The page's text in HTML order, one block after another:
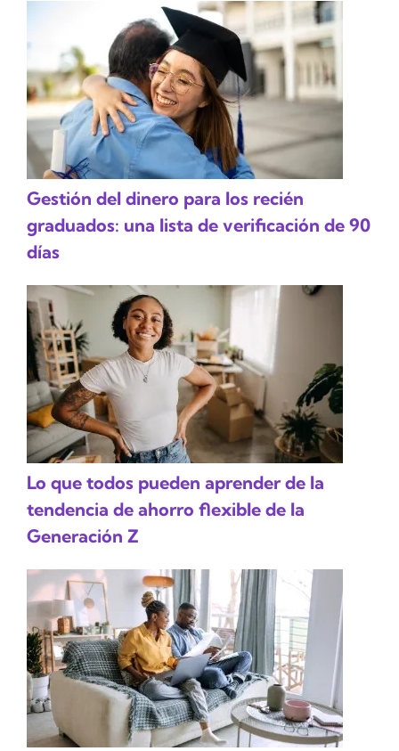
Gestión del dinero para los recién
graduados: una lista de verificación de 90
días
Lo que todos pueden aprender de la
tendencia de ahorro flexible de la
Generación Z